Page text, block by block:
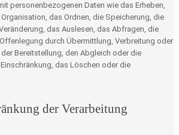
personenbezogenen Daten wie das Erheben,
das Ordnen, die Speicherung, die
das Auslesen, das Abfragen, die
durch Übermittlung, Verbreitung oder
der Bereitstellung, den Abgleich oder die
das Löschen oder die
der Verarbeitung